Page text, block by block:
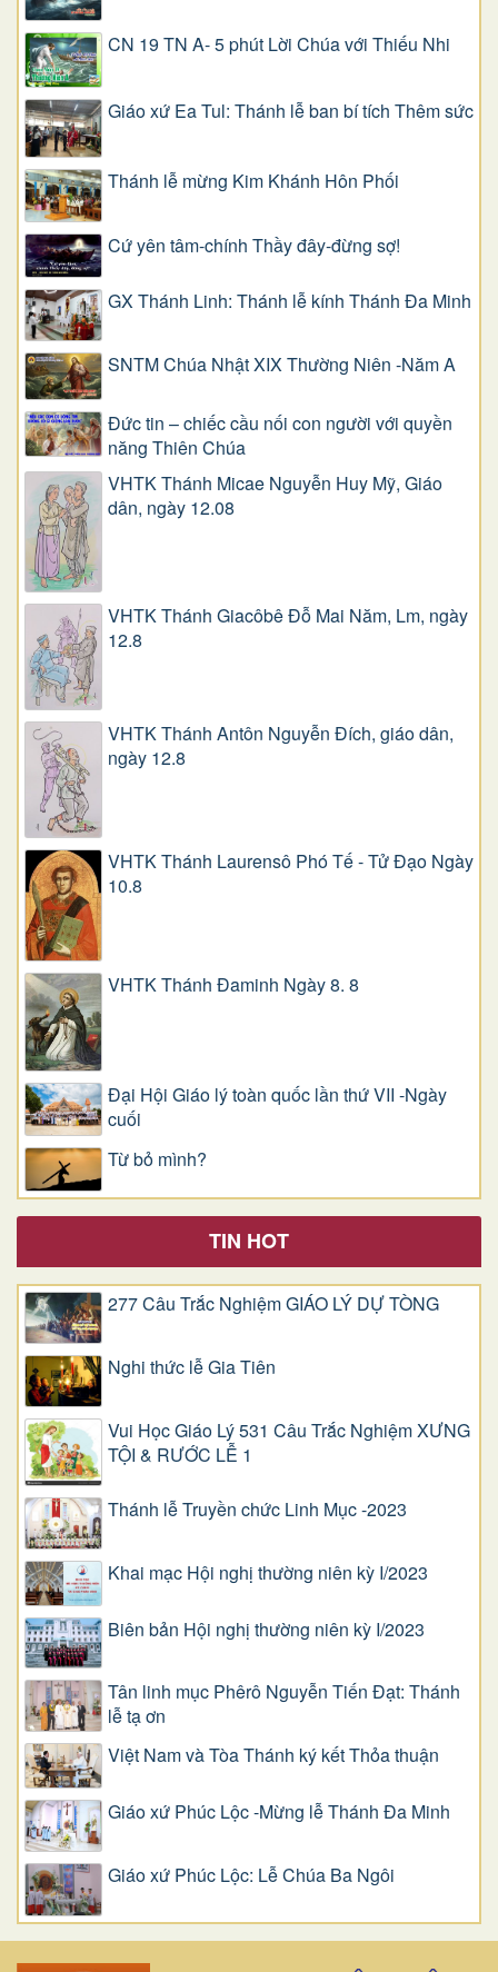
CN 19 TN A- 5 phút Lời Chúa với Thiếu Nhi
Giáo xứ Ea Tul: Thánh lễ ban bí tích Thêm sức
Thánh lễ mừng Kim Khánh Hôn Phối
Cứ yên tâm-chính Thầy đây-đừng sợ!
GX Thánh Linh: Thánh lễ kính Thánh Đa Minh
SNTM Chúa Nhật XIX Thường Niên -Năm A
Đức tin – chiếc cầu nối con người với quyền
năng Thiên Chúa
VHTK Thánh Micae Nguyễn Huy Mỹ, Giáo
dân, ngày 12.08
VHTK Thánh Giacôbê Ðỗ Mai Năm, Lm, ngày
12.8
VHTK Thánh Antôn Nguyễn Ðích, giáo dân,
ngày 12.8
VHTK Thánh Laurensô Phó Tế - Tử Đạo Ngày
10.8
VHTK Thánh Đaminh Ngày 8. 8
Đại Hội Giáo lý toàn quốc lần thứ VII -Ngày
cuối
Từ bỏ mình?
TIN HOT
277 Câu Trắc Nghiệm GIÁO LÝ DỰ TÒNG
Nghi thức lễ Gia Tiên
Vui Học Giáo Lý 531 Câu Trắc Nghiệm XƯNG
TỘI & RƯỚC LỄ 1
Thánh lễ Truyền chức Linh Mục -2023
Khai mạc Hội nghị thường niên kỳ I/2023
Biên bản Hội nghị thường niên kỳ I/2023
Tân linh mục Phêrô Nguyễn Tiến Đạt: Thánh
lễ tạ ơn
Việt Nam và Tòa Thánh ký kết Thỏa thuận
Giáo xứ Phúc Lộc -Mừng lễ Thánh Đa Minh
Giáo xứ Phúc Lộc: Lễ Chúa Ba Ngôi